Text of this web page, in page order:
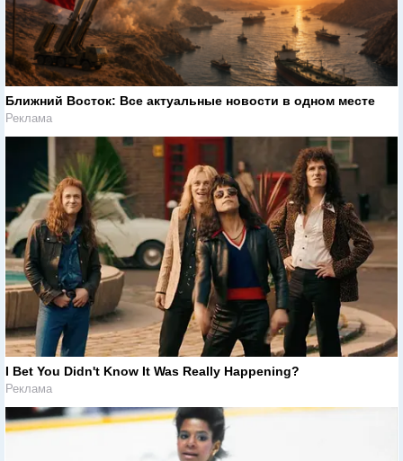
Ближний Восток: Все актуальные новости в одном месте
Реклама
I Bet You Didn't Know It Was Really Happening?
Реклама